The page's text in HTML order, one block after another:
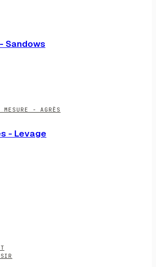
Sandows
MESURE - AGRÈS
- Levage